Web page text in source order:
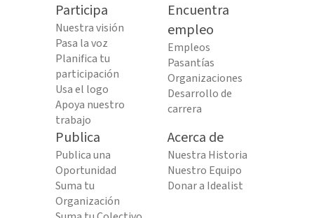
Participa
Nuestra visión
Pasa la voz
Planifica tu
participación
Usa el logo
Apoya nuestro
trabajo
Encuentra
empleo
Empleos
Pasantías
Organizaciones
Desarrollo de
carrera
Publica
Publica una
Oportunidad
Suma tu
Organización
Acerca de
Nuestra Historia
Nuestro Equipo
Donar a Idealist